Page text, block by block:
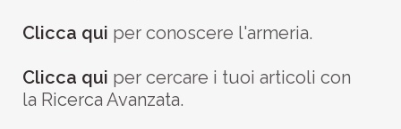
Clicca qui per conoscere l'armeria.
Clicca qui per cercare i tuoi articoli con
la Ricerca Avanzata.